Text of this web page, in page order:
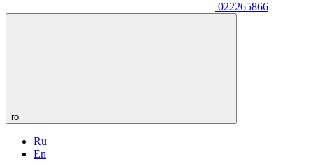
022265866
ro
Ru
En